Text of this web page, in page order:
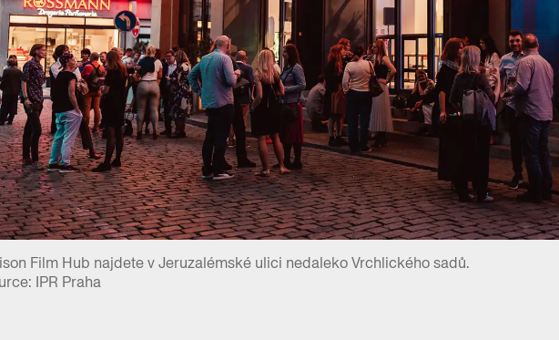
Film Hub najdete v Jeruzalémské ulici nedaleko Vrchlického sadů.
IPR Praha